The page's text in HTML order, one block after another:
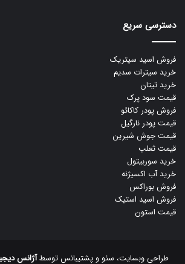
دسترسی سریع
فروش اسید سیتریک
خرید سیترات سدیم
خرید تیتان
قیمت سود پرک
فروش پودر کاکائو
قیمت پودر نارگیل
قیمت جوش شیرین
قیمت ثعلب
خرید سوربیتول
خرید آب اکسیژنه
فروش بوراکس
فروش اسید استیک
قیمت استون
طراحی وبسایت، سئو و پشتیبانس توسطآژانس